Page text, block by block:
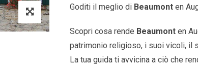
Goditi il ​​meglio di Beaumont en
Scopri cosa rende Beaumont en
patrimonio religioso, i suoi vicoli, il
La tua guida ti avvicina a ciò che